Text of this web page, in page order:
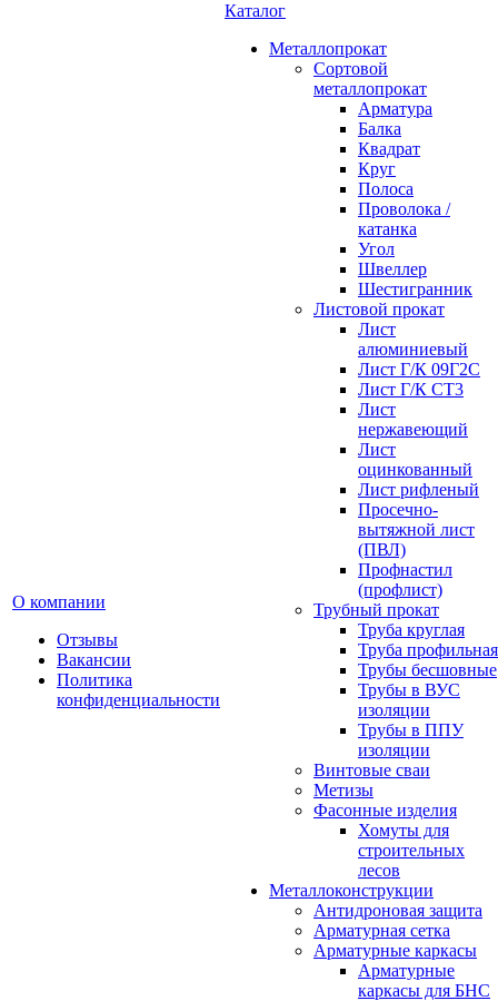
О компании
Отзывы
Вакансии
Политика
конфиденциальности
Каталог
Металлопрокат
Сортовой
металлопрокат
Арматура
Балка
Квадрат
Круг
Полоса
Проволока /
катанка
Угол
Швеллер
Шестигранник
Листовой прокат
Лист
алюминиевый
Лист Г/К 09Г2С
Лист Г/К СТ3
Лист
нержавеющий
Лист
оцинкованный
Лист рифленый
Просечно-
вытяжной лист
(ПВЛ)
Профнастил
(профлист)
Трубный прокат
Труба круглая
Труба профильная
Трубы бесшовные
Трубы в ВУС
изоляции
Трубы в ППУ
изоляции
Винтовые сваи
Метизы
Фасонные изделия
Хомуты для
строительных
лесов
Металлоконструкции
Антидроновая защита
Арматурная сетка
Арматурные каркасы
Арматурные
каркасы для БНС